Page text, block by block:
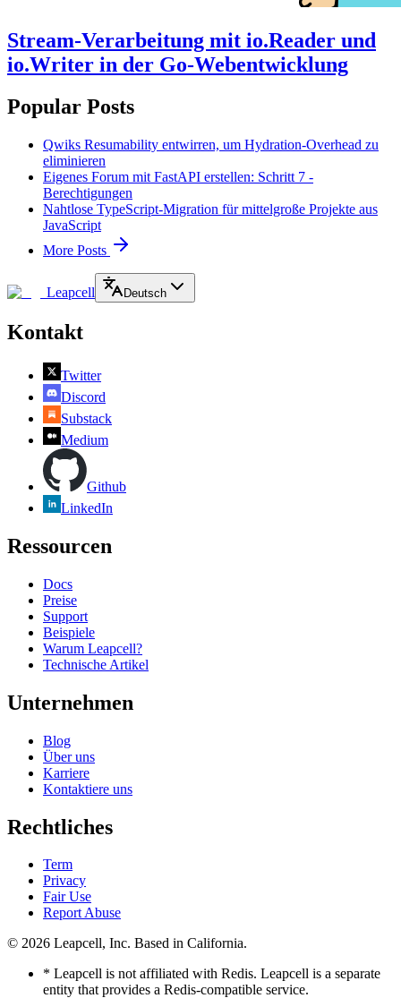
Stream-Verarbeitung mit io.Reader und
io.Writer in der Go-Webentwicklung
Popular Posts
Qwiks Resumability entwirren, um Hydration-Overhead zu
eliminieren
Eigenes Forum mit FastAPI erstellen: Schritt 7 -
Berechtigungen
Nahtlose TypeScript-Migration für mittelgroße Projekte aus
JavaScript
More Posts
Leapcell Deutsch
Kontakt
Twitter
Discord
Substack
Medium
Github
LinkedIn
Ressourcen
Docs
Preise
Support
Beispiele
Warum Leapcell?
Technische Artikel
Unternehmen
Blog
Über uns
Karriere
Kontaktiere uns
Rechtliches
Term
Privacy
Fair Use
Report Abuse
© 2026 Leapcell, Inc. Based in California.
* Leapcell is not affiliated with Redis. Leapcell is a separate
entity that provides a Redis-compatible service.